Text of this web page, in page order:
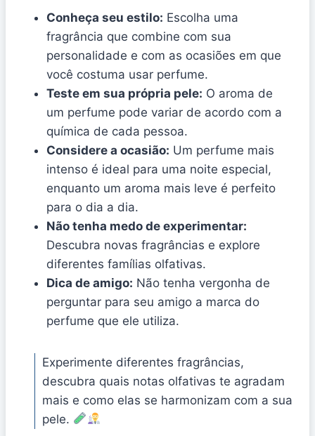
Conheça seu estilo: Escolha uma
fragrância que combine com sua
personalidade e com as ocasiões em que
você costuma usar perfume.
Teste em sua própria pele: O aroma de
um perfume pode variar de acordo com a
química de cada pessoa.
Considere a ocasião: Um perfume mais
intenso é ideal para uma noite especial,
enquanto um aroma mais leve é perfeito
para o dia a dia.
Não tenha medo de experimentar:
Descubra novas fragrâncias e explore
diferentes famílias olfativas.
Dica de amigo: Não tenha vergonha de
perguntar para seu amigo a marca do
perfume que ele utiliza.
Experimente diferentes fragrâncias,
descubra quais notas olfativas te agradam
mais e como elas se harmonizam com a sua
pele.